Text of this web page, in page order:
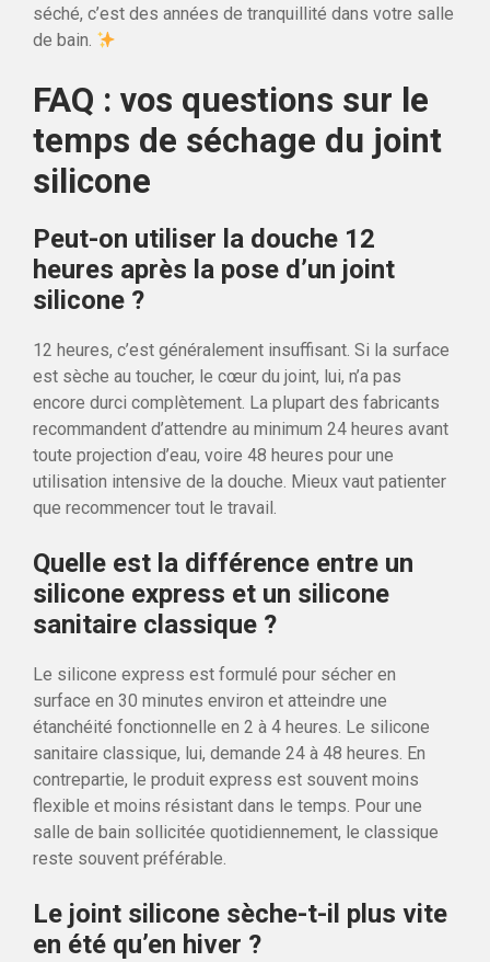
séché, c’est des années de tranquillité dans votre salle
de bain.
FAQ : vos questions sur le
temps de séchage du joint
silicone
Peut-on utiliser la douche 12
heures après la pose d’un joint
silicone ?
12 heures, c’est généralement insuffisant. Si la surface
est sèche au toucher, le cœur du joint, lui, n’a pas
encore durci complètement. La plupart des fabricants
recommandent d’attendre au minimum 24 heures avant
toute projection d’eau, voire 48 heures pour une
utilisation intensive de la douche. Mieux vaut patienter
que recommencer tout le travail.
Quelle est la différence entre un
silicone express et un silicone
sanitaire classique ?
Le silicone express est formulé pour sécher en
surface en 30 minutes environ et atteindre une
étanchéité fonctionnelle en 2 à 4 heures. Le silicone
sanitaire classique, lui, demande 24 à 48 heures. En
contrepartie, le produit express est souvent moins
flexible et moins résistant dans le temps. Pour une
salle de bain sollicitée quotidiennement, le classique
reste souvent préférable.
Le joint silicone sèche-t-il plus vite
en été qu’en hiver ?